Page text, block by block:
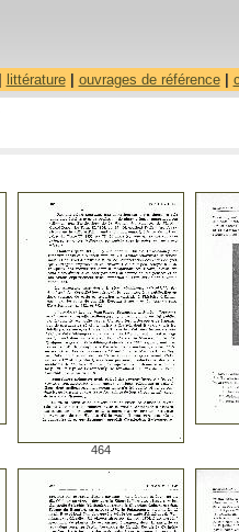
littérature| ouvrages de référence|
464